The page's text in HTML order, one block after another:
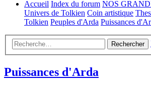
Accueil Index du forum NOS
Univers de Tolkien Coin artistique
Tolkien Peuples d'Arda Puissances
Rechercher
Puissances d'Arda